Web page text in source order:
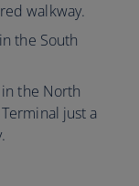
walkway.
the South
the North
just a